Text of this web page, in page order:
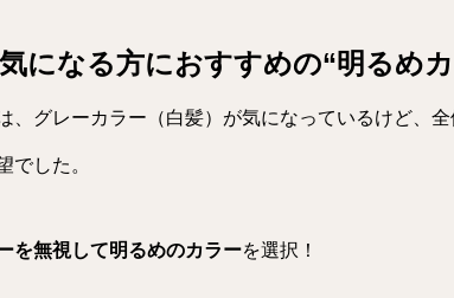
になる方におすすめの“明るめ
、グレーカラー（白髪）が気になっているけど、
でした。
を無視して明るめのカラーを選択！